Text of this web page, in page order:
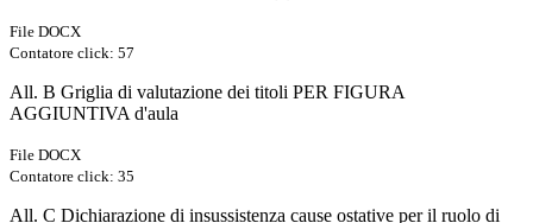
File DOCX
Contatore click: 57
All. B Griglia di valutazione dei titoli PER FIGURA
AGGIUNTIVA d'aula
File DOCX
Contatore click: 35
All. C Dichiarazione di insussistenza cause ostative per il ruolo di